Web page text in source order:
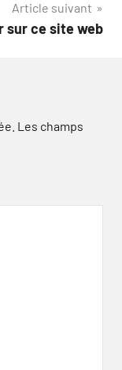
Article suivant
sur ce site web
Les champs